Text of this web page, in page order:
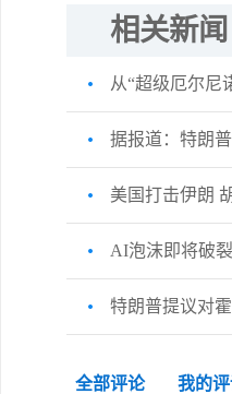
相关新闻
从“超级厄尔尼
据报道：特朗
美国打击伊朗
AI泡沫即将破裂
特朗普提议对
全部评论 我的